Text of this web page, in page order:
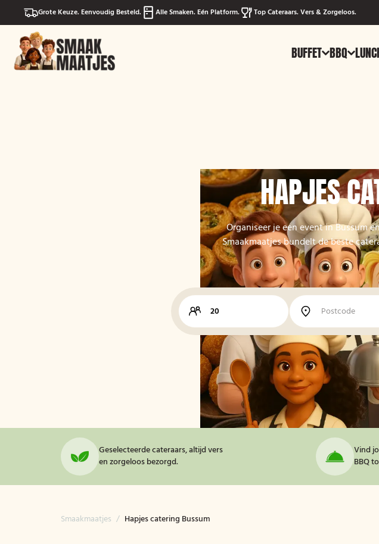
Grote Keuze. Eenvoudig Besteld. Alle Smaken. Eén Platform. Top Cateraars. Vers & Zorgeloos.
BUFFET BBQ
HAPJES
Organiseer je een event in Bussum
Smaakmaatjes bundelt de beste
Geselecteerde cateraars, altijd vers
en zorgeloos bezorgd.
Vind
BBQ
Smaakmaatjes / Hapjes catering Bussum